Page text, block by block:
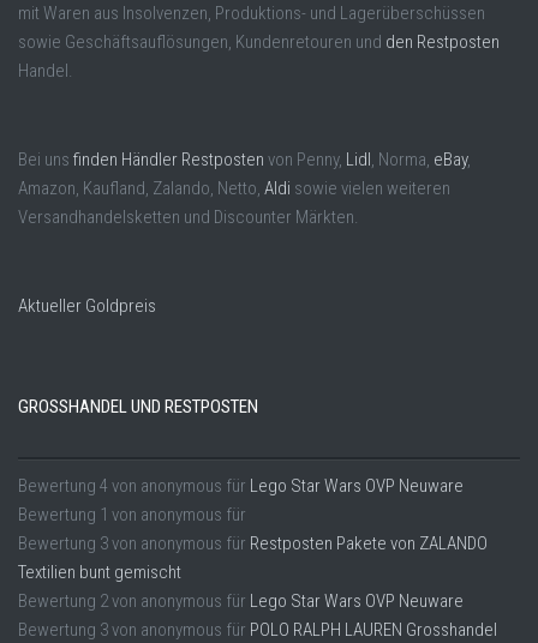
mit Waren aus Insolvenzen, Produktions- und Lagerüberschüssen
sowie Geschäftsauflösungen, Kundenretouren und den Restposten
Handel.
Bei uns finden Händler Restposten von Penny, Lidl , Norma, eBay,
Amazon, Kaufland, Zalando, Netto, Aldi sowie vielen weiteren
Versandhandelsketten und Discounter Märkten.
Aktueller Goldpreis
GROSSHANDEL UND RESTPOSTEN
Bewertung 4 von anonymous für Lego Star Wars OVP Neuware
Bewertung 1 von anonymous für
Bewertung 3von anonymous für Restposten Pakete von ZALANDO
Textilien bunt gemischt
Bewertung 2von anonymous für Lego Star Wars OVP Neuware
Bewertung 3von anonymous für POLO RALPH LAUREN Grosshandel